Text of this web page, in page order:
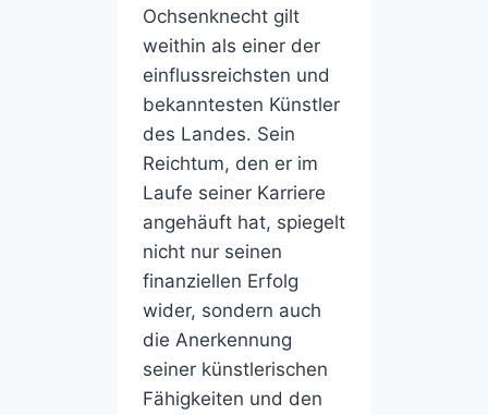
Ochsenknecht gilt
weithin als einer der
einflussreichsten und
bekanntesten Künstler
des Landes. Sein
Reichtum, den er im
Laufe seiner Karriere
angehäuft hat, spiegelt
nicht nur seinen
finanziellen Erfolg
wider, sondern auch
die Anerkennung
seiner künstlerischen
Fähigkeiten und den